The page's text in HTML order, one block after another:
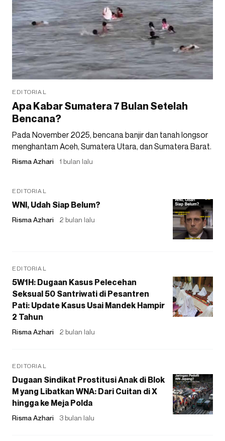
EDITORIAL
Apa Kabar Sumatera 7 Bulan Setelah
Bencana?
Pada November 2025, bencana banjir dan tanah longsor
menghantam Aceh, Sumatera Utara, dan Sumatera Barat.
Risma Azhari 1 bulan lalu
EDITORIAL
WNI, Udah Siap Belum?
Risma Azhari 2 bulan lalu
EDITORIAL
5W1H: Dugaan Kasus Pelecehan
Seksual 50 Santriwati di Pesantren
Pati: Update Kasus Usai Mandek Hampir
2 Tahun
Risma Azhari 2 bulan lalu
EDITORIAL
Dugaan Sindikat Prostitusi Anak di Blok
M yang Libatkan WNA: Dari Cuitan di X
hingga ke Meja Polda
Risma Azhari 3 bulan lalu